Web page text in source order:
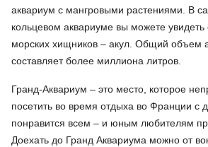
аквариум с мангровыми растениями. В
кольцевом аквариуме вы можете
морских хищников – акул. Общий объем
составляет более миллиона литров.
Гранд-Аквариум – это место, которое
посетить во время отдыха во Франции с
понравится всем – и юным любителям
Доехать до Гранд Аквариума можно от